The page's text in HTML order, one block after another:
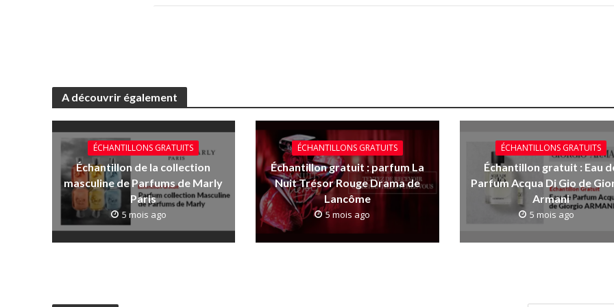
A découvrir également
ÉCHANTILLONS GRATUITS
Échantillon de la collection
masculine de Parfums de Marly
Paris
5 mois ago
ÉCHANTILLONS GRATUITS
Échantillon gratuit : parfum La
Nuit Trésor Rouge Drama de
Lancôme
5 mois ago
ÉCHANTILLONS GRATUITS
Échantillon gratuit : Eau
Parfum Acqua Di Gio de
Armani
5 mois ago